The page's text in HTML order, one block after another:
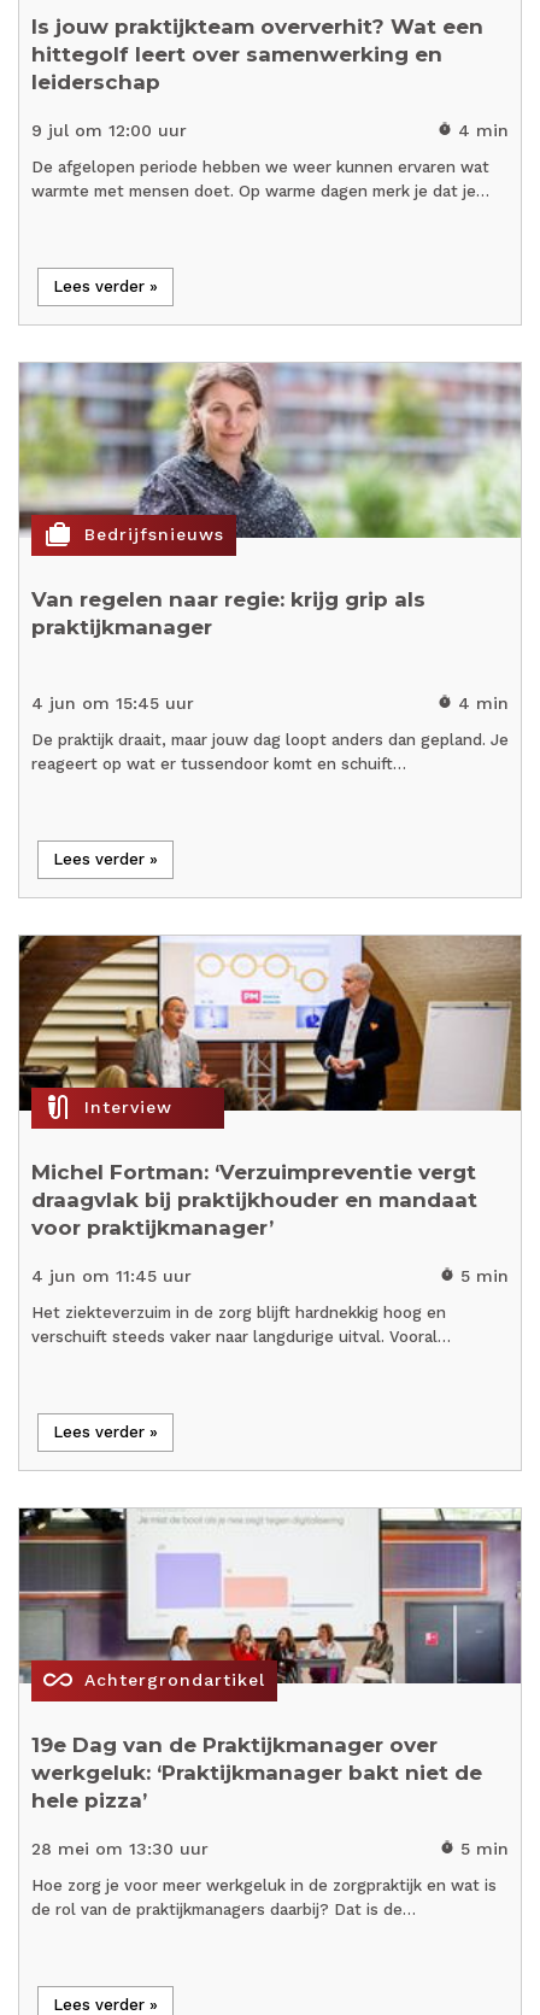
Is jouw praktijkteam oververhit? Wat een
hittegolf leert over samenwerking en
leiderschap
9 jul om 12:00 uur timer 4 min
De afgelopen periode hebben we weer kunnen ervaren wat
warmte met mensen doet. Op warme dagen merk je dat je…
Lees verder »
cases Bedrijfsnieuws
Van regelen naar regie: krijg grip als
praktijkmanager
4 jun om 15:45 uur timer 4 min
De praktijk draait, maar jouw dag loopt anders dan gepland. Je
reageert op wat er tussendoor komt en schuift…
Lees verder »
mic_external_on Interview
Michel Fortman: ‘Verzuimpreventie vergt
draagvlak bij praktijkhouder en mandaat
voor praktijkmanager’
4 jun om 11:45 uur timer 5 min
Het ziekteverzuim in de zorg blijft hardnekkig hoog en
verschuift steeds vaker naar langdurige uitval. Vooral…
Lees verder »
all_inclusive Achtergrondartikel
19e Dag van de Praktijkmanager over
werkgeluk: ‘Praktijkmanager bakt niet de
hele pizza’
28 mei om 13:30 uur timer 5 min
Hoe zorg je voor meer werkgeluk in de zorgpraktijk en wat is
de rol van de praktijkmanagers daarbij? Dat is de…
Lees verder »